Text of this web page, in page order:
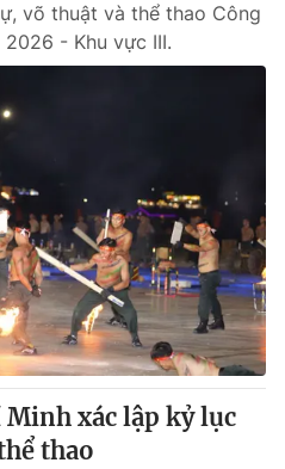
võ thuật và thể thao Công
- Khu vực III.
Minh xác lập kỷ lục
thao